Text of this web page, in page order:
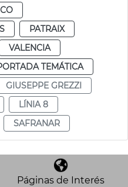
PATRAIX
VALENCIA
TEMÁTICA
GIUSEPPE GREZZI
LÍNIA 8
SAFRANAR
Páginas de Interés